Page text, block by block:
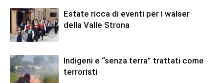
Estate ricca di eventi per i walser
della Valle Strona
Indigeni e “senza terra” trattati come
terroristi